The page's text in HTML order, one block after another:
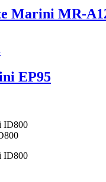
Marini MR-
EP95